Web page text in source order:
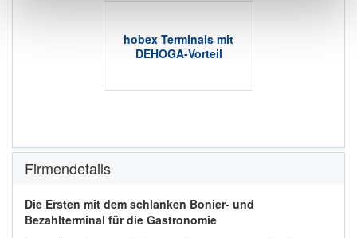
hobex Terminals mit
DEHOGA-Vorteil
Firmendetails
Die Ersten mit dem schlanken Bonier- und
Bezahlterminal für die Gastronomie